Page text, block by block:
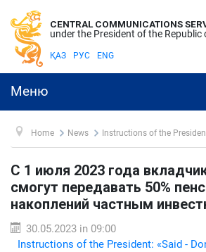
CENTRAL COMMUNICATIONS
under the President of the
ҚАЗ РУС ENG
Меню
Home News Instructions of the
С 1 июля 2023 года
смогут передавать 50%
накоплений частным
30.05.2023 in 09:00
Instructions of the President: «Said -